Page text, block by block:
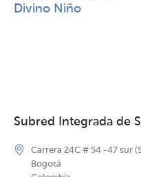
Divino Niño
Subred Integrada de
Carrera 24C # 54 -47 sur
Bogotá